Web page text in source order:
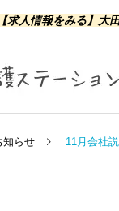
【求人情報をみる】 大
知らせ 11月会社